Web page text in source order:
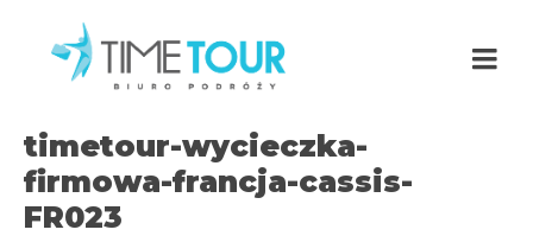
timetour-wycieczka-
firmowa-francja-cassis-
FR023